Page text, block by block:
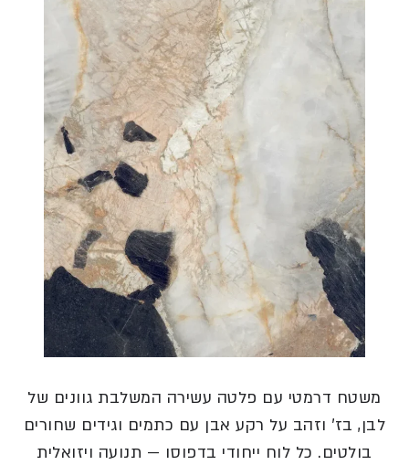
משטח דרמטי עם פלטה עשירה המשלבת גוונים של
לבן, בז' וזהב על רקע אבן עם כתמים וגידים שחורים
בולטים. כל לוח ייחודי בדפוסו — תנועה ויזואלית